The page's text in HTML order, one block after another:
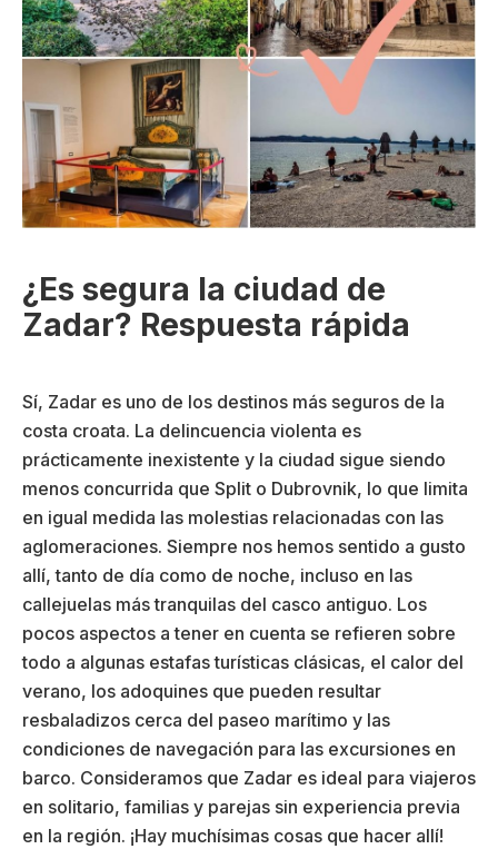
¿Es segura la ciudad de
Zadar? Respuesta rápida
Sí, Zadar es uno de los destinos más seguros de la
costa croata. La delincuencia violenta es
prácticamente inexistente y la ciudad sigue siendo
menos concurrida que Split o Dubrovnik, lo que limita
en igual medida las molestias relacionadas con las
aglomeraciones. Siempre nos hemos sentido a gusto
allí, tanto de día como de noche, incluso en las
callejuelas más tranquilas del casco antiguo. Los
pocos aspectos a tener en cuenta se refieren sobre
todo a algunas estafas turísticas clásicas, el calor del
verano, los adoquines que pueden resultar
resbaladizos cerca del paseo marítimo y las
condiciones de navegación para las excursiones en
barco. Consideramos que Zadar es ideal para viajeros
en solitario, familias y parejas sin experiencia previa
en la región. ¡Hay muchísimas cosas que hacer allí!